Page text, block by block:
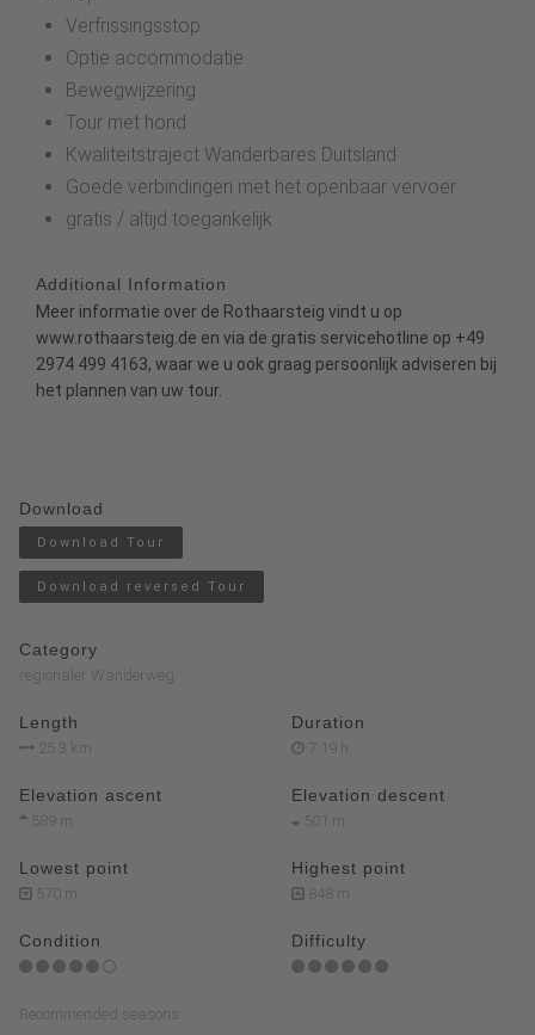
Verfrissingsstop
Optie accommodatie
Bewegwijzering
Tour met hond
Kwaliteitstraject Wanderbares Duitsland
Goede verbindingen met het openbaar vervoer
gratis / altijd toegankelijk
Additional Information
Meer informatie over de Rothaarsteig vindt u op
www.rothaarsteig.de en via de gratis servicehotline op +49
2974 499 4163, waar we u ook graag persoonlijk adviseren bij
het plannen van uw tour.
Download
Download Tour
Download reversed Tour
Category
regionaler Wanderweg
Length
25.3 km
Duration
7:19 h
Elevation ascent
589 m
Elevation descent
501 m
Lowest point
570 m
Highest point
848 m
Condition Difficulty
Recommended seasons